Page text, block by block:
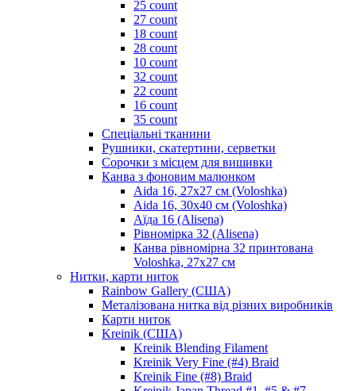
25 count
27 count
18 count
28 count
10 count
32 count
22 count
16 count
35 count
Спеціальні тканини
Рушники, скатертини, серветки
Сорочки з місцем для вишивки
Канва з фоновим малюнком
Aida 16, 27х27 см (Voloshka)
Aida 16, 30х40 см (Voloshka)
Аїда 16 (Alisena)
Рівномірка 32 (Alisena)
Канва рівномірна 32 принтована
Voloshka, 27х27 см
Нитки, карти ниток
Rainbow Gallery (США)
Металізована нитка від різних виробників
Карти ниток
Kreinik (США)
Kreinik Blending Filament
Kreinik Very Fine (#4) Braid
Kreinik Fine (#8) Braid